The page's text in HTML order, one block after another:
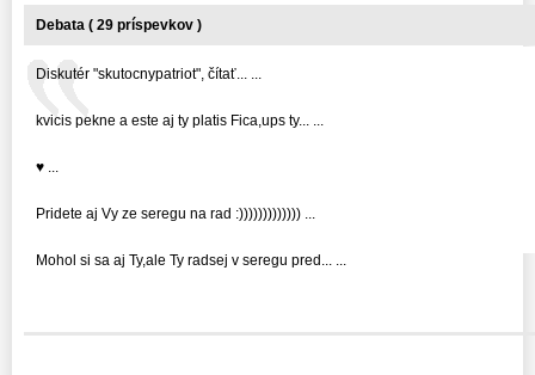
Debata ( 29 príspevkov )
Diskutér "skutocnypatriot", čítať... ...
kvicis pekne a este aj ty platis Fica,ups ty... ...
♥ ...
Pridete aj Vy ze seregu na rad :))))))))))))) ...
Mohol si sa aj Ty,ale Ty radsej v seregu pred... ...